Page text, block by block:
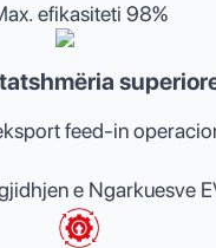
efikasiteti 98%
feed-in
e Ngarkuesve